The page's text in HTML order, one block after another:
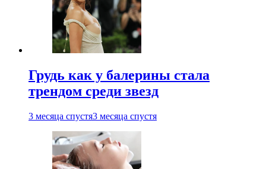
Грудь как у балерины стала
трендом среди звезд
3 месяца спустя3 месяца спустя